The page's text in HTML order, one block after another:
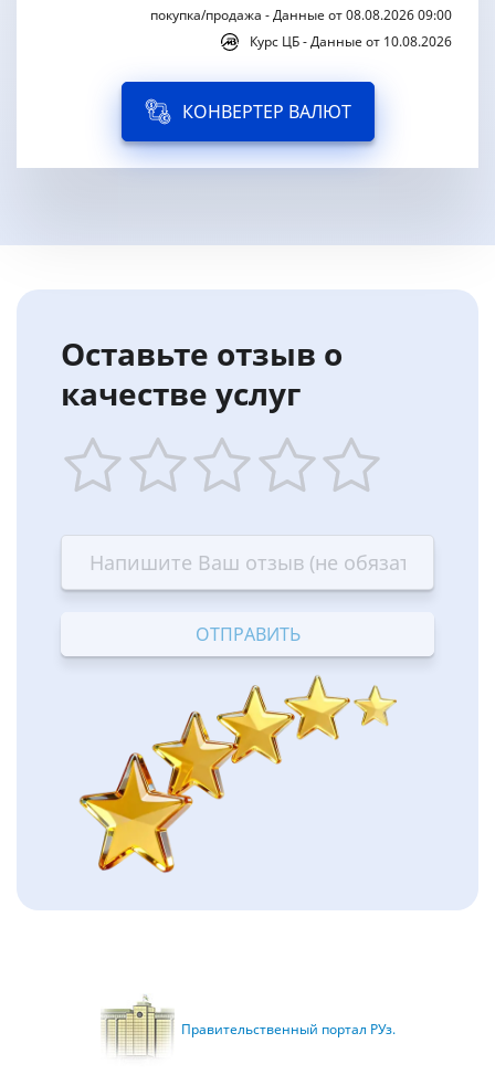
покупка/продажа - Данные от 08.08.2026 09:00
Курс ЦБ - Данные от 10.08.2026
КОНВЕРТЕР ВАЛЮТ
Оставьте отзыв о
качестве услуг
star
Terrible
stars
—
Bad
stars
—
OK
stars
—
Good
stars
—
Excellent
Правительственный портал РУз.